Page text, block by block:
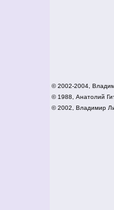
© 2002-2004,
© 1988, Анатолий
© 2002, Владимир